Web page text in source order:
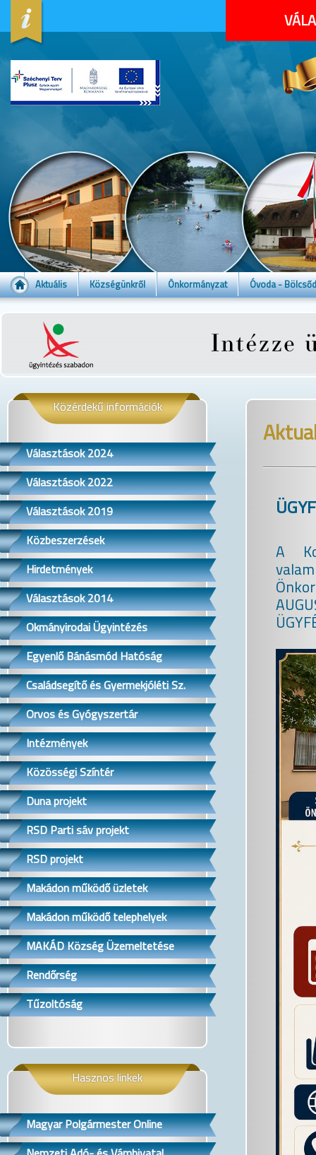
Aktuális Községünkről Önkormányzat Óvoda -
Közérdekű információk
Választások 2024
Választások 2022
Választások 2019
Közbeszerzések
Hirdetmények
Választások 2014
Okmányirodai Ügyintézés
Egyenlő Bánásmód Hatóság
Családsegítő és Gyermekjóléti Sz.
Orvos és Gyógyszertár
Intézmények
Közösségi Színtér
Duna projekt
RSD Parti sáv projekt
RSD projekt
Makádon működő üzletek
Makádon működő telephelyek
MAKÁD Község Üzemeltetése
Rendőrség
Tűzoltóság
Hasznos linkek
Magyar Polgármester Online
A